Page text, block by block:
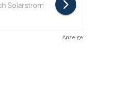
Anzeige